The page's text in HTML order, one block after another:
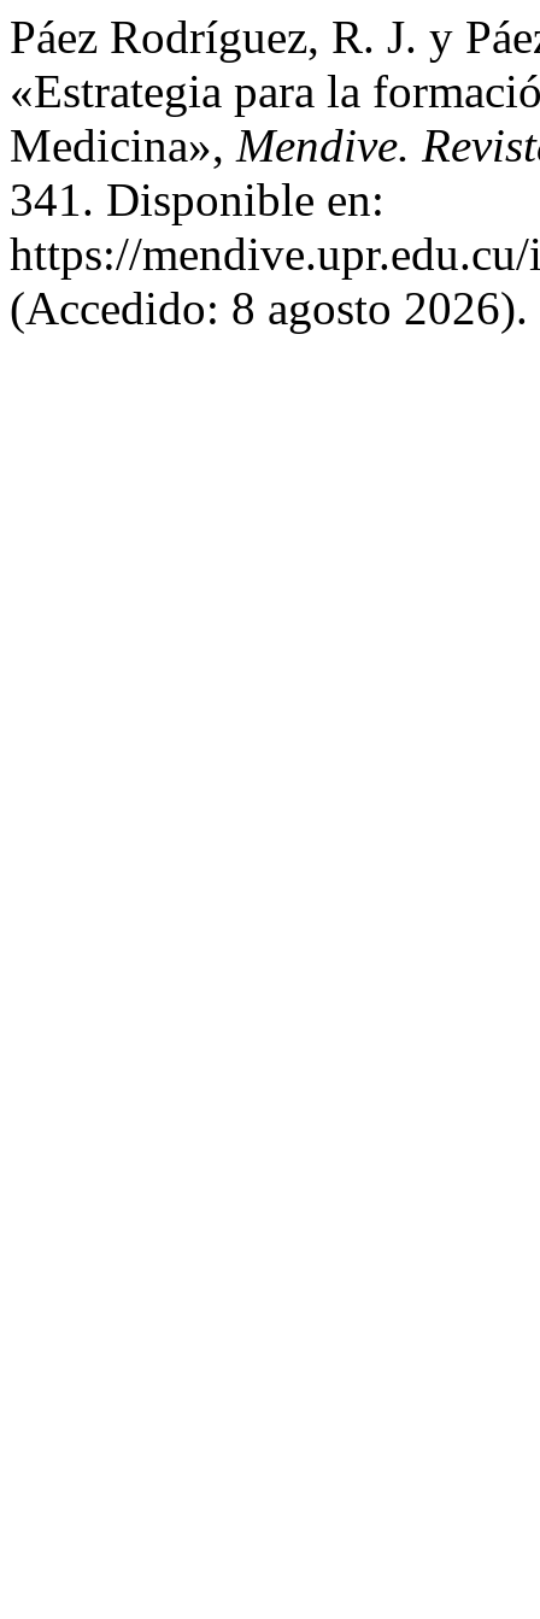
Páez Rodríguez, R. J. y
«Estrategia para la
Medicina», Mendive.
341. Disponible en:
https://
(Accedido: 8 agosto 2026).